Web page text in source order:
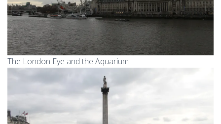
The London Eye and the Aquarium